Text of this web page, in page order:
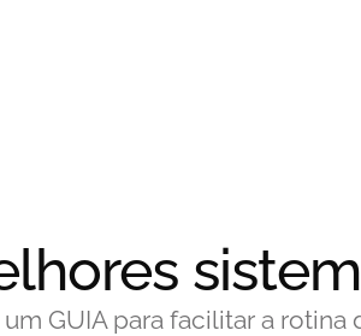
GUIA para facilitar a rotina